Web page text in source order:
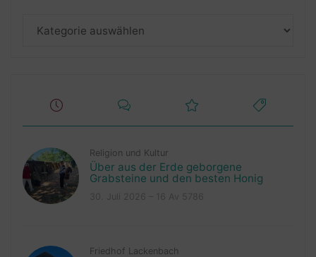
Religion und Kultur
Über aus der Erde geborgene
Grabsteine und den besten Honig
Friedhof Lackenbach